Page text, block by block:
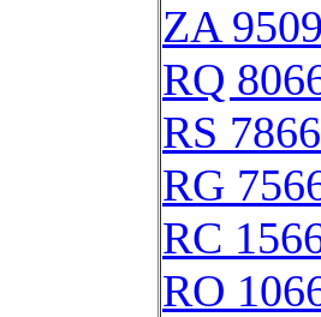
ZA
RQ
RS
RG
RC
RO